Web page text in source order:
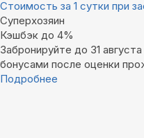
Стоимость за 1 сутки при
Суперхозяин
Кэшбэк до 4%
Забронируйте до 31
бонусами после оценки
Подробнее